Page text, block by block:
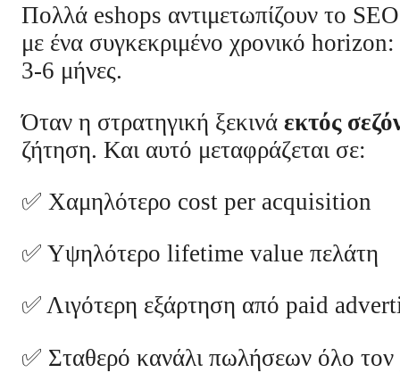
Πολλά eshops αντιμετωπίζουν το
με ένα συγκεκριμένο χρονικό horizon:
3-6 μήνες.
Όταν η στρατηγική ξεκινά εκτός
ζήτηση. Και αυτό μεταφράζεται σε:
✅ Χαμηλότερο cost per acquisition
✅ Υψηλότερο lifetime value πελάτη
✅ Λιγότερη εξάρτηση από paid
✅ Σταθερό κανάλι πωλήσεων όλο τον